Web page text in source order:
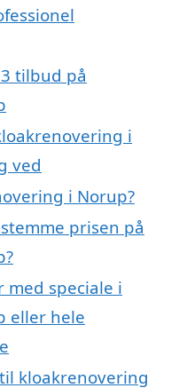
tilbud på
i
ved
i Norup?
prisen på
med speciale i
eller hele
kloakrenovering